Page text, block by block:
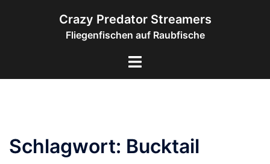
Crazy Predator Streamers
Fliegenfischen auf Raubfische
Menü
Schlagwort: Bucktail